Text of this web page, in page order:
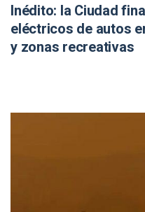
Inédito: la Ciudad
eléctricos de autos
y zonas recreativas